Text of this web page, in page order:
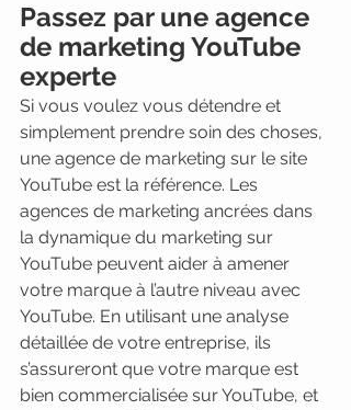
Passez par une agence
de marketing YouTube
experte
Si vous voulez vous détendre et
simplement prendre soin des choses,
une agence de marketing sur le site
YouTube est la référence. Les
agences de marketing ancrées dans
la dynamique du marketing sur
YouTube peuvent aider à amener
votre marque à l’autre niveau avec
YouTube. En utilisant une analyse
détaillée de votre entreprise, ils
s’assureront que votre marque est
bien commercialisée sur YouTube, et